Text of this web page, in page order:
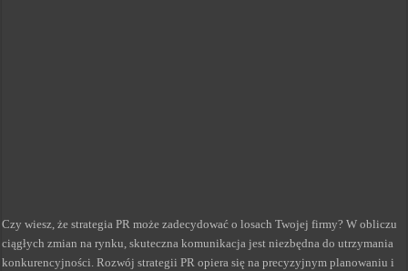
Czy wiesz, że strategia PR może zadecydować o losach Twojej firmy? W obliczu
ciągłych zmian na rynku, skuteczna komunikacja jest niezbędna do utrzymania
konkurencyjności. Rozwój strategii PR opiera się na precyzyjnym planowaniu i